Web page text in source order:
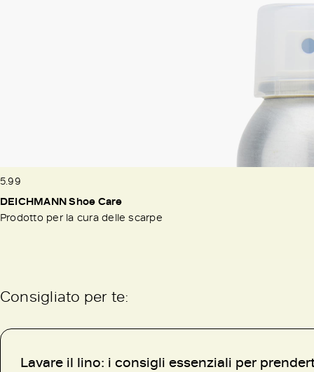
5.99
DEICHMANN Shoe Care
Prodotto per la cura delle scarpe
Consigliato per te:
Lavare il lino: i consigli essenziali per